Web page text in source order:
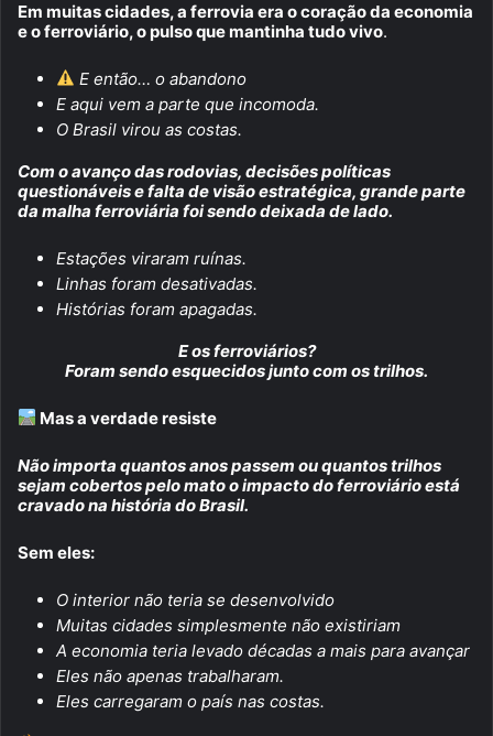
Em muitas cidades, a ferrovia era o coração da economia
e o ferroviário, o pulso que mantinha tudo vivo.
E então… o abandono
E aqui vem a parte que incomoda.
O Brasil virou as costas.
Com o avanço das rodovias, decisões políticas
questionáveis e falta de visão estratégica, grande parte
da malha ferroviária foi sendo deixada de lado.
Estações viraram ruínas.
Linhas foram desativadas.
Histórias foram apagadas.
E os ferroviários?
Foram sendo esquecidos junto com os trilhos.
Mas a verdade resiste
Não importa quantos anos passem ou quantos trilhos
sejam cobertos pelo mato o impacto do ferroviário está
cravado na história do Brasil.
Sem eles:
O interior não teria se desenvolvido
Muitas cidades simplesmente não existiriam
A economia teria levado décadas a mais para avançar
Eles não apenas trabalharam.
Eles carregaram o país nas costas.